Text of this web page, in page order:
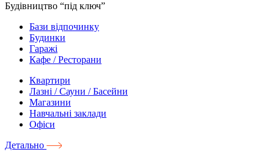
Будівництво “під ключ”
Бази відпочинку
Будинки
Гаражі
Кафе / Ресторани
Квартири
Лазні / Сауни / Басейни
Магазини
Навчальні заклади
Офіси
Детально